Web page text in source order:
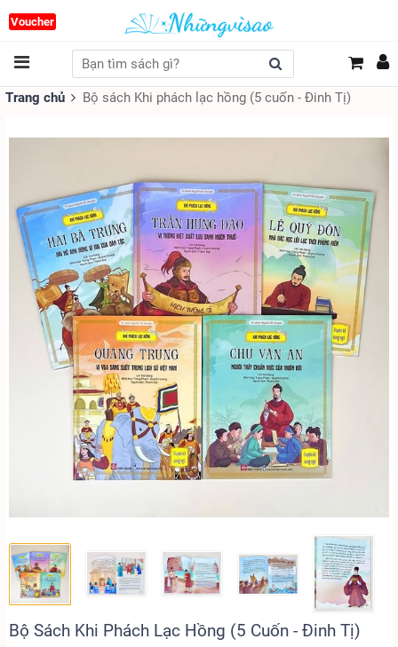
Voucher
Trang chủ Bộ sách Khi phách lạc hồng (5 cuốn - Đinh Tị)
Bộ Sách Khi Phách Lạc Hồng (5 Cuốn - Đinh Tị)